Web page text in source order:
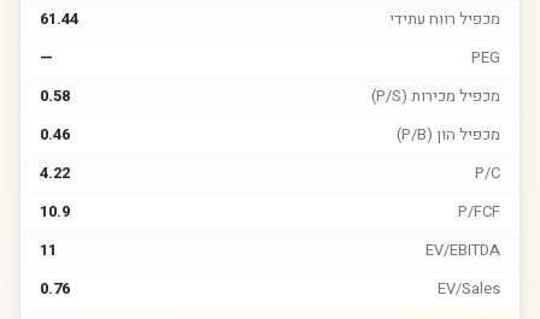
מכפיל רווח עתידי
61.44
PEG
—
מכפיל מכירות (P/S)
0.58
מכפיל הון (P/B)
0.46
P/C
4.22
P/FCF
10.9
EV/EBITDA
11
EV/Sales
0.76